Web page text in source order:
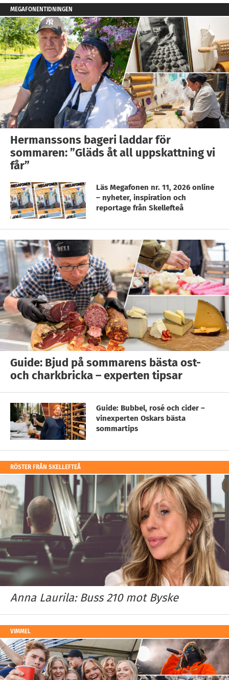
MEGAFONENTIDNINGEN
Hermanssons bageri laddar för
sommaren: ”Gläds åt all uppskattning vi
får”
Läs Megafonen nr. 11, 2026 online
– nyheter, inspiration och
reportage från Skellefteå
Guide: Bjud på sommarens bästa ost-
och charkbricka – experten tipsar
Guide: Bubbel, rosé och cider –
vinexperten Oskars bästa
sommartips
RÖSTER FRÅN SKELLEFTEÅ
Anna Laurila: Buss 210 mot Byske
VIMMEL